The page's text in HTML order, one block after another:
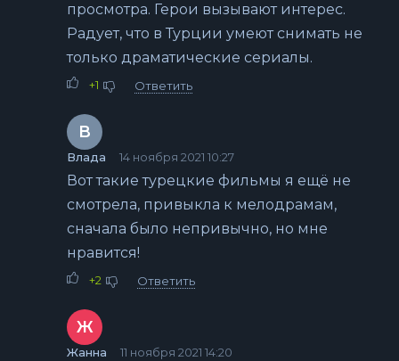
просмотра. Герои вызывают интерес.
Радует, что в Турции умеют снимать не
только драматические сериалы.
+1 Ответить
В
Влада 14 ноября 2021 10:27
Вот такие турецкие фильмы я ещё не
смотрела, привыкла к мелодрамам,
сначала было непривычно, но мне
нравится!
+2 Ответить
Ж
Жанна 11 ноября 2021 14:20